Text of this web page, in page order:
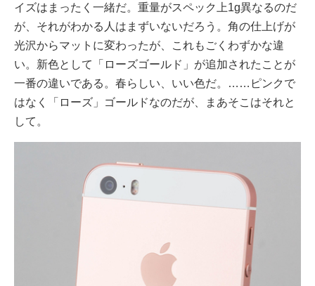
イズはまったく一緒だ。重量がスペック上1g異なるのだ
が、それがわかる人はまずいないだろう。角の仕上げが
光沢からマットに変わったが、これもごくわずかな違
い。新色として「ローズゴールド」が追加されたことが
一番の違いである。春らしい、いい色だ。……ピンクで
はなく「ローズ」ゴールドなのだが、まあそこはそれと
して。